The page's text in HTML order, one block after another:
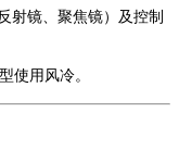
射镜、聚焦镜）及控制
使用风冷‌。